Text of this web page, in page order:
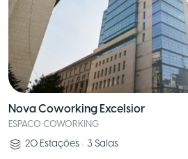
Nova Coworking Excelsior
ESPACO COWORKING
20 Estações • 3 Salas